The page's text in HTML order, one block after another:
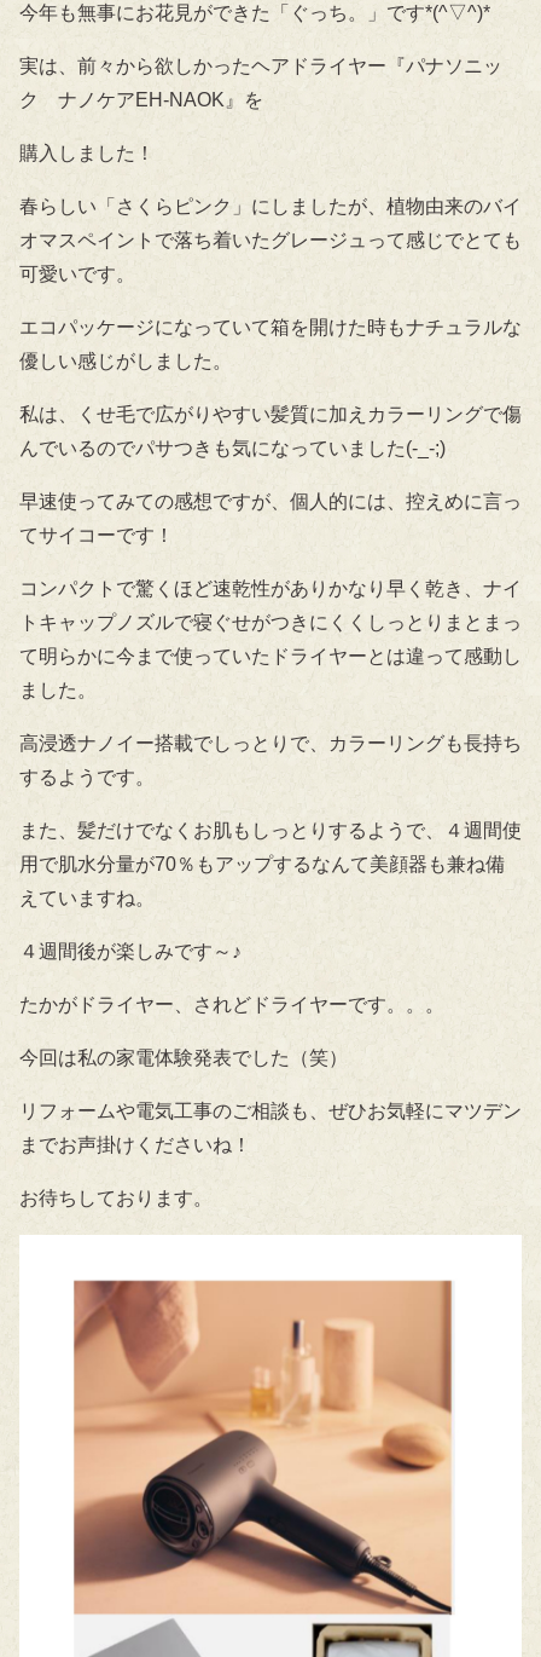
今年も無事にお花見ができた「ぐっち。」です*(^▽^)*
実は、前々から欲しかったヘアドライヤー『パナソニッ
ク ナノケアEH-NAOK』を
購入しました！
春らしい「さくらピンク」にしましたが、植物由来のバイ
オマスペイントで落ち着いたグレージュって感じでとても
可愛いです。
エコパッケージになっていて箱を開けた時もナチュラルな
優しい感じがしました。
私は、くせ毛で広がりやすい髪質に加えカラーリングで傷
んでいるのでパサつきも気になっていました(-_-;)
早速使ってみての感想ですが、個人的には、控えめに言っ
てサイコーです！
コンパクトで驚くほど速乾性がありかなり早く乾き、ナイ
トキャップノズルで寝ぐせがつきにくくしっとりまとまっ
て明らかに今まで使っていたドライヤーとは違って感動し
ました。
高浸透ナノイー搭載でしっとりで、カラーリングも長持ち
するようです。
また、髪だけでなくお肌もしっとりするようで、４週間使
用で肌水分量が70％もアップするなんて美顔器も兼ね備
えていますね。
４週間後が楽しみです～♪
たかがドライヤー、されどドライヤーです。。。
今回は私の家電体験発表でした（笑）
リフォームや電気工事のご相談も、ぜひお気軽にマツデン
までお声掛けくださいね！
お待ちしております。